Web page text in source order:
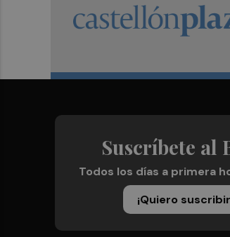
Suscríbete al
Todos los días a primera
¡Quiero